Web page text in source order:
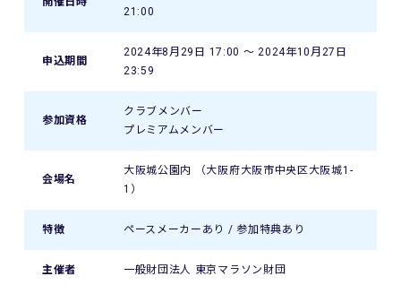
21:00
申込期間
2024年8月29日 17:00 〜 2024年10月27日
23:59
参加資格
クラブメンバー
プレミアムメンバー
会場名
大阪城公園内 （大阪府大阪市中央区大阪城1-
1）
特徴 ペースメーカーあり / 参加特典あり
主催者 一般財団法人 東京マラソン財団